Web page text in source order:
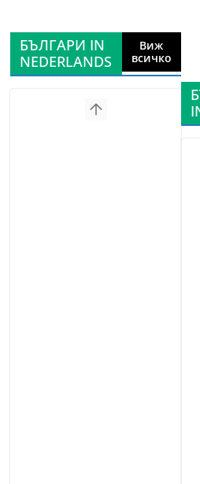
БЪЛГАРИ IN
NEDERLANDS
Виж
всичко